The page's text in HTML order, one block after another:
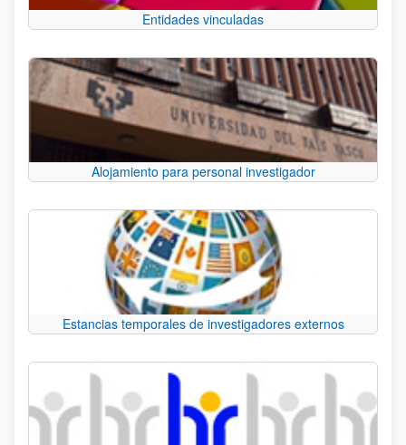
Entidades vinculadas
Alojamiento para personal investigador
Estancias temporales de investigadores externos